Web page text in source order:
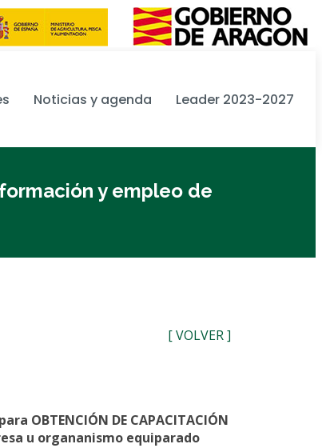
Noticias y agenda Leader 2023-2027
y empleo de
[ VOLVER ]
OBTENCIÓN DE CAPACITACIÓN
u organanismo equiparado